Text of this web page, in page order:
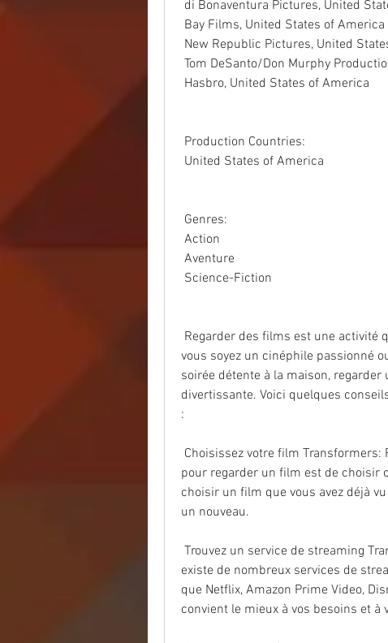
di Bonaventura Pictures, United
Bay Films, United States of America
New Republic Pictures, United
Tom DeSanto/Don Murphy
Hasbro, United States of America
Production Countries:
United States of America
Genres:
Action
Aventure
Science-Fiction
vous soyez un cinéphile passionné
soirée détente à la maison,
divertissante. Voici quelques
:
pour regarder un film est de choisir
choisir un film que vous avez déjà
un nouveau.
existe de nombreux services de
que Netflix, Amazon Prime Video,
convient le mieux à vos besoins et à